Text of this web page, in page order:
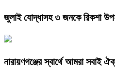
জুলাই যোদ্ধাসহ ৩ জনকে রিকশা
নারায়ণগঞ্জের স্বার্থে আমরা সবাই